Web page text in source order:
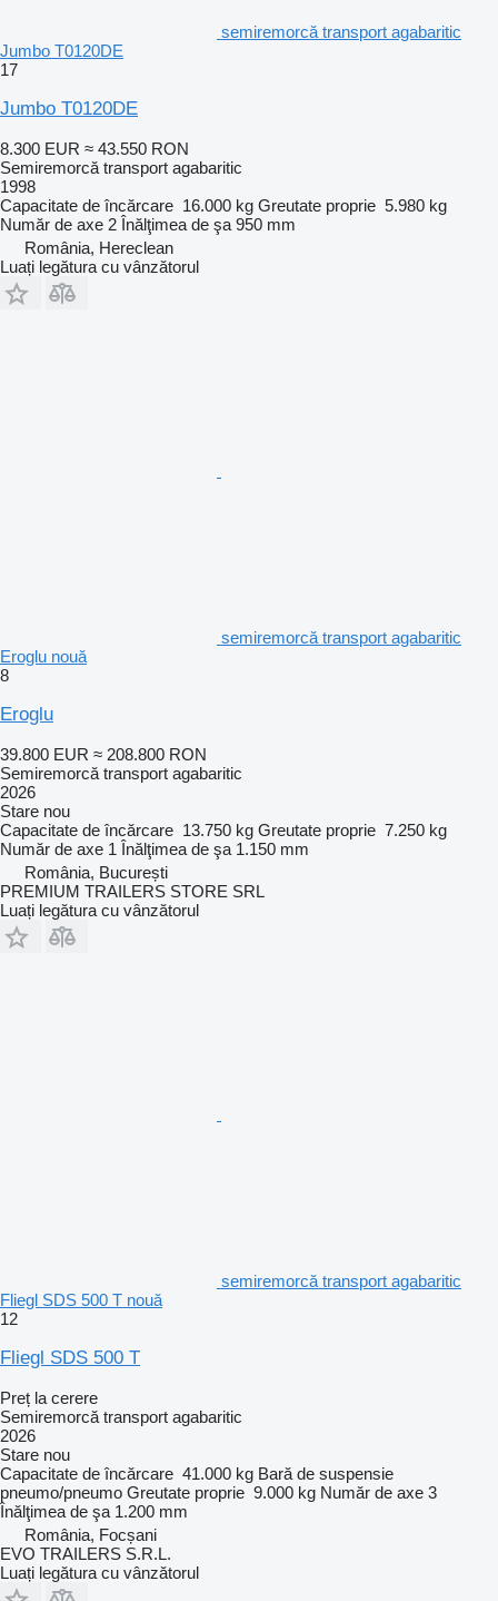
semiremorcă transport agabaritic
Jumbo T0120DE
17
Jumbo T0120DE
8.300 EUR ≈ 43.550 RON
Semiremorcă transport agabaritic
1998
Capacitate de încărcare 16.000 kg Greutate proprie 5.980 kg
Număr de axe 2 Înălţimea de şa 950 mm
România, Hereclean
Luați legătura cu vânzătorul
semiremorcă transport agabaritic
Eroglu nouă
8
Eroglu
39.800 EUR ≈ 208.800 RON
Semiremorcă transport agabaritic
2026
Stare nou
Capacitate de încărcare 13.750 kg Greutate proprie 7.250 kg
Număr de axe 1 Înălţimea de şa 1.150 mm
România, București
PREMIUM TRAILERS STORE SRL
Luați legătura cu vânzătorul
semiremorcă transport agabaritic
Fliegl SDS 500 T nouă
12
Fliegl SDS 500 T
Preț la cerere
Semiremorcă transport agabaritic
2026
Stare nou
Capacitate de încărcare 41.000 kg Bară de suspensie
pneumo/pneumo Greutate proprie 9.000 kg Număr de axe 3
Înălţimea de şa 1.200 mm
România, Focșani
EVO TRAILERS S.R.L.
Luați legătura cu vânzătorul